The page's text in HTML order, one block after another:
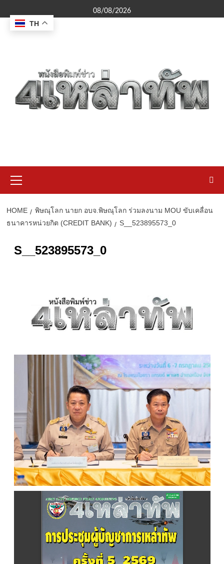
to
content
08/08/2026
Menu
HOME
พิษณุโลก นายก อบจ.พิษณุโลก ร่วมลงนาม MOU ขับเคลื่อน
ธนาคารหน่วยกิต (CREDIT BANK)
S__523895573_0
S__523895573_0
TH